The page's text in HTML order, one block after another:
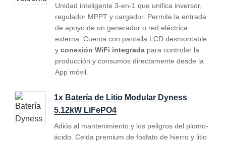
Unidad inteligente 3-en-1 que unifica inversor,
regulador MPPT y cargador. Permite la entrada
de apoyo de un generador o red eléctrica
externa. Cuenta con pantalla LCD desmontable
y conexión WiFi integrada para controlar la
producción y consumos directamente desde la
App móvil.
1x Batería de Litio Modular Dyness
5.12kW LiFePO4
Adiós al mantenimiento y los peligros del plomo-
ácido. Celda premium de fosfato de hierro y litio